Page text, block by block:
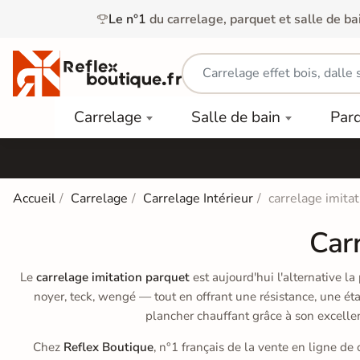
Le n°1 du carrelage, parquet et salle de
Carrelage
Carrelage
Extérieur
Dalle
Carrelage
Salle de
Bain
Finition
Salle de bain
Douche
WC
Bain
Contrecollé
Stratifié
clair
TYPE
Dalles
PVC
Accueil Carrelage Carrelage Intérieur carrelage
Le carrelage imitation parquetest aujourd'hui l'alternative la
noyer, teck, wengé — tout en offrant une résistance, une
plancher chauffant grâce à son
Chez Reflex Boutique, n°1 français de la vente en ligne